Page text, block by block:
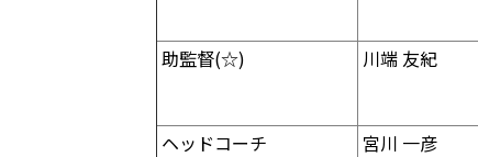
助監督(☆)
川端 友紀
ヘッドコーチ
宮川 一彦